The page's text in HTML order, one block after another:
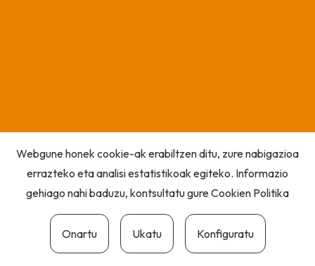
Webgune honek cookie-ak erabiltzen ditu, zure nabigazioa
errazteko eta analisi estatistikoak egiteko. Informazio
gehiago nahi baduzu, kontsultatu gureCookien Politika
Onartu Ukatu Konfiguratu